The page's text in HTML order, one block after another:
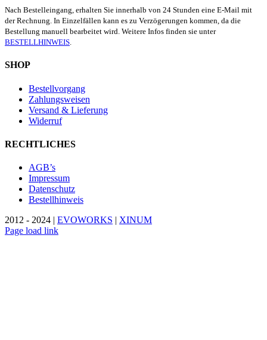
Nach Bestelleingang, erhalten Sie innerhalb von 24 Stunden eine E-Mail mit
der Rechnung. In Einzelfällen kann es zu Verzögerungen kommen, da die
Bestellung manuell bearbeitet wird. Weitere Infos finden sie unter
BESTELLHINWEIS
SHOP
Bestellvorgang
Zahlungsweisen
Versand & Lieferung
Widerruf
RECHTLICHES
AGB’s
Impressum
Datenschutz
Bestellhinweis
2012 - 2024 | EVOWORKS | XINUM
Page load link